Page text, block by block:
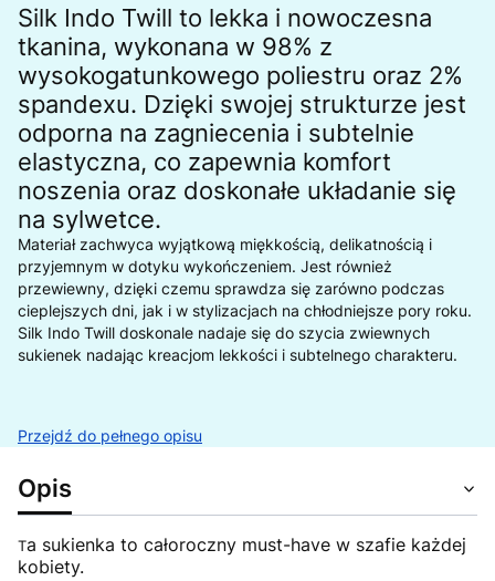
Silk Indo Twill to lekka i nowoczesna
tkanina, wykonana w 98% z
wysokogatunkowego poliestru oraz 2%
spandexu. Dzięki swojej strukturze jest
odporna na zagniecenia i subtelnie
elastyczna, co zapewnia komfort
noszenia oraz doskonałe układanie się
na sylwetce.
Materiał zachwyca wyjątkową miękkością, delikatnością i
przyjemnym w dotyku wykończeniem. Jest również
przewiewny, dzięki czemu sprawdza się zarówno podczas
cieplejszych dni, jak i w stylizacjach na chłodniejsze pory roku.
Silk Indo Twill doskonale nadaje się do szycia zwiewnych
sukienek nadając kreacjom lekkości i subtelnego charakteru.
Przejdź do pełnego opisu
Opis
Ta sukienka to całoroczny must-have w szafie każdej
kobiety.